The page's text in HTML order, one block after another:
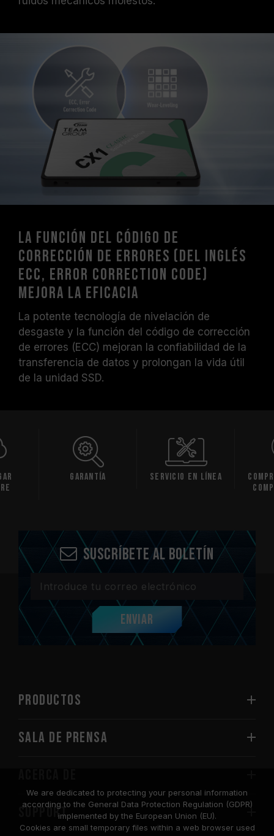
La función del código de
corrección de errores (del inglés
ECC, Error Correction Code)
mejora la eficacia
La potente tecnología de nivelación de
desgaste y la función del código de corrección
de errores (ECC) mejoran la confiabilidad de la
transferencia de datos y prolongan la vida útil
de la unidad SSD.
Garantía Servicio en línea
Suscríbete al boletín
Enviar
PRODUCTOS
Sala de prensa
SUPPORT
We are dedicated to protecting your personal information
according to the General Data Protection Regulation (GDPR)
implemented by the European Union (EU).
Cookies are small temporary files within a web browser used